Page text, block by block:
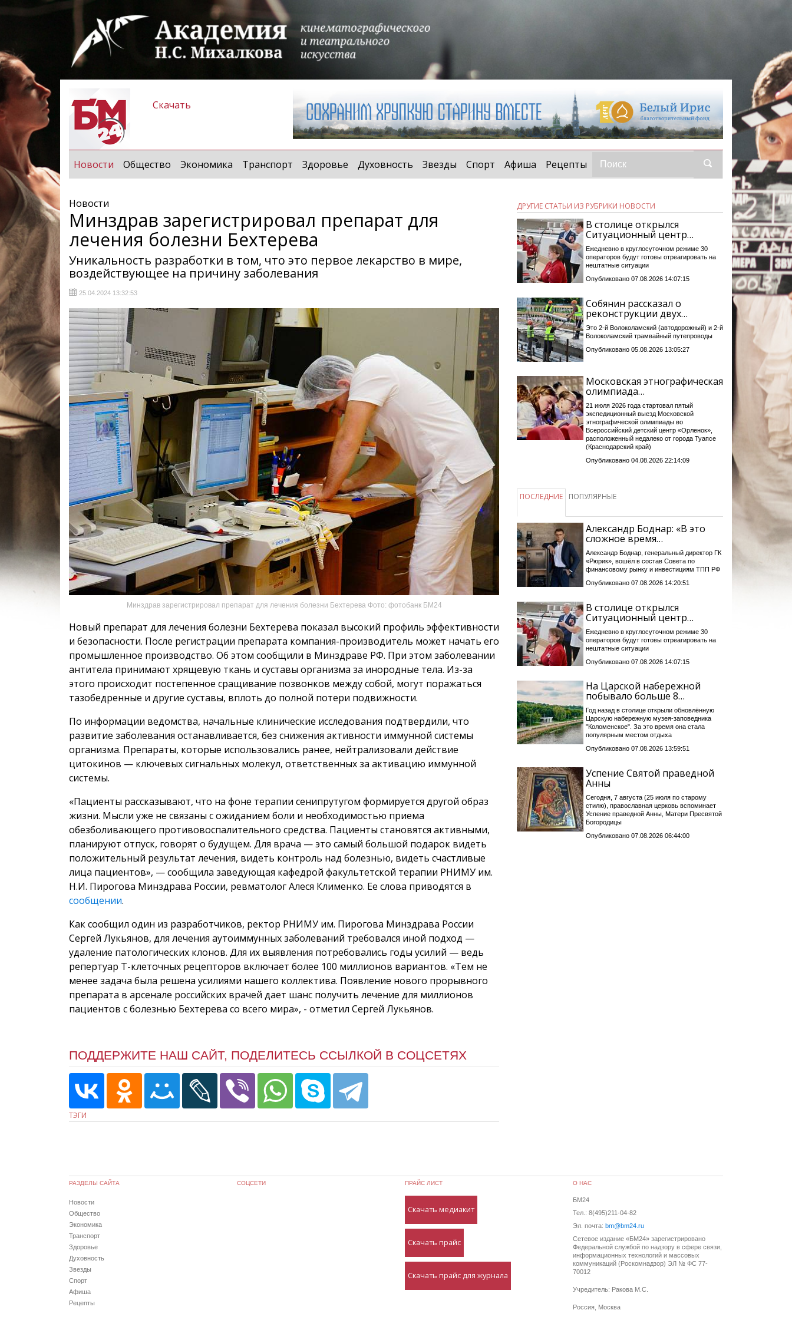
Скачать
Новости (current)
Общество Экономика Транспорт Здоровье Духовность Звезды Спорт Афиша Рецепты
Новости
Минздрав зарегистрировал препарат для
лечения болезни Бехтерева
Уникальность разработки в том, что это первое лекарство в мире,
воздействующее на причину заболевания
25.04.2024 13:32:53
Минздрав зарегистрировал препарат для лечения болезни Бехтерева Фото: фотобанк БМ24
Новый препарат для лечения болезни Бехтерева показал высокий профиль эффективности
и безопасности. После регистрации препарата компания-производитель может начать его
промышленное производство. Об этом сообщили в Минздраве РФ. При этом заболевании
антитела принимают хрящевую ткань и суставы организма за инородные тела. Из-за
этого происходит постепенное сращивание позвонков между собой, могут поражаться
тазобедренные и другие суставы, вплоть до полной потери подвижности.
По информации ведомства, начальные клинические исследования подтвердили, что
развитие заболевания останавливается, без снижения активности иммунной системы
организма. Препараты, которые использовались ранее, нейтрализовали действие
цитокинов — ключевых сигнальных молекул, ответственных за активацию иммунной
системы.
«Пациенты рассказывают, что на фоне терапии сенипрутугом формируется другой образ
жизни. Мысли уже не связаны с ожиданием боли и необходимостью приема
обезболивающего противовоспалительного средства. Пациенты становятся активными,
планируют отпуск, говорят о будущем. Для врача — это самый большой подарок видеть
положительный результат лечения, видеть контроль над болезнью, видеть счастливые
лица пациентов», — сообщила заведующая кафедрой факультетской терапии РНИМУ им.
Н.И. Пирогова Минздрава России, ревматолог Алеся Клименко. Ее слова приводятся в
сообщении.
Как сообщил один из разработчиков, ректор РНИМУ им. Пирогова Минздрава России
Сергей Лукьянов, для лечения аутоиммунных заболеваний требовался иной подход —
удаление патологических клонов. Для их выявления потребовались годы усилий — ведь
репертуар Т-клеточных рецепторов включает более 100 миллионов вариантов. «Тем не
менее задача была решена усилиями нашего коллектива. Появление нового прорывного
препарата в арсенале российских врачей дает шанс получить лечение для миллионов
пациентов с болезнью Бехтерева со всего мира», - отметил Сергей Лукьянов.
ПОДДЕРЖИТЕ НАШ САЙТ, ПОДЕЛИТЕСЬ ССЫЛКОЙ В СОЦСЕТЯХ
ТЭГИ
ДРУГИЕ СТАТЬИ ИЗ РУБРИКИ НОВОСТИ
В столице открылся
Ситуационный центр…
Ежедневно в круглосуточном режиме 30
операторов будут готовы отреагировать на
нештатные ситуации
Опубликовано 07.08.2026 14:07:15
Собянин рассказал о
реконструкции двух…
Это 2-й Волоколамский (автодорожный) и 2-й
Волоколамский трамвайный путепроводы
Опубликовано 05.08.2026 13:05:27
Московская этнографическая
олимпиада…
21 июля 2026 года стартовал пятый
экспедиционный выезд Московской
этнографической олимпиады во
Всероссийский детский центр «Орленок»,
расположенный недалеко от города Туапсе
(Краснодарский край)
Опубликовано 04.08.2026 22:14:09
ПОСЛЕДНИЕ ПОПУЛЯРНЫЕ
Александр Боднар: «В это
сложное время…
Александр Боднар, генеральный директор ГК
«Рюрик», вошёл в состав Совета по
финансовому рынку и инвестициям ТПП РФ
Опубликовано 07.08.2026 14:20:51
В столице открылся
Ситуационный центр…
Ежедневно в круглосуточном режиме 30
операторов будут готовы отреагировать на
нештатные ситуации
Опубликовано 07.08.2026 14:07:15
На Царской набережной
побывало больше 8…
Год назад в столице открыли обновлённую
Царскую набережную музея-заповедника
"Коломенское". За это время она стала
популярным местом отдыха
Опубликовано 07.08.2026 13:59:51
Успение Святой праведной
Анны
Сегодня, 7 августа (25 июля по старому
стилю), православная церковь вспоминает
Успение праведной Анны, Матери Пресвятой
Богородицы
Опубликовано 07.08.2026 06:44:00
РАЗДЕЛЫ САЙТА
Новости
Общество
Экономика
Транспорт
Здоровье
Духовность
Звезды
Спорт
Афиша
Рецепты
СОЦСЕТИ ПРАЙС ЛИСТ
Скачать медиакит
Скачать прайс
Скачать прайс для журнала
О НАС
БМ24
Тел.: 8(495)211-04-82
Эл. почта: bm@bm24.ru
Сетевое издание «БМ24» зарегистрировано
Федеральной службой по надзору в сфере связи,
информационных технологий и массовых
коммуникаций (Роскомнадзор) ЭЛ № ФС 77-
70012
Учредитель: Ракова М.С.
Россия, Москва